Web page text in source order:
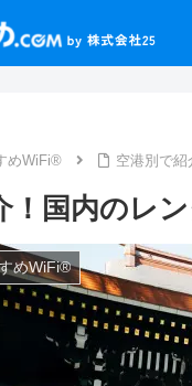
めWiFi® 空港別で
！国内のレ
めWiFi®